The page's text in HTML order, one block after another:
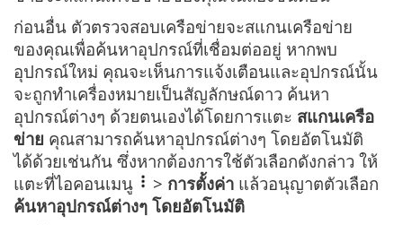
ก่อนอื่น ตัวตรวจสอบเครือข่ายจะสแกนเครือข่าย
ของคุณเพื่อค้นหาอุปกรณ์ที่เชื่อมต่ออยู่ หากพบ
อุปกรณ์ใหม่ คุณจะเห็นการแจ้งเตือนและอุปกรณ์นั้น
จะถูกทำเครื่องหมายเป็นสัญลักษณ์ดาว ค้นหา
อุปกรณ์ต่างๆ ด้วยตนเองได้โดยการแตะ สแกนเครือ
ข่าย คุณสามารถค้นหาอุปกรณ์ต่างๆ โดยอัตโนมัติ
ได้ด้วยเช่นกัน ซึ่งหากต้องการใช้ตัวเลือกดังกล่าว ให้
แตะที่ไอคอนเมนู
> การตั้งค่า แล้วอนุญาตตัวเลือก
ค้นหาอุปกรณ์ต่างๆ โดยอัตโนมัติ